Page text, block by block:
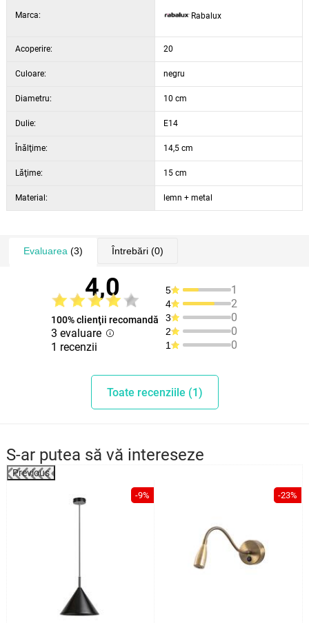
alb natural. Spotul poate fi acționat prin intermediul unui întrerupător
este furnizat fără sursă de lumină.
Marca: Rabalux
Acoperire: 20
Culoare: negru
Diametru: 10 cm
Dulie: E14
Înălţime: 14,5 cm
Lăţime: 15 cm
Material: lemn + metal
Evaluarea (3) Întrebări(0)
4,0
100% clienţii recomandă
3 evaluare
1 recenzii
5 1
4 2
3 0
2 0
1 0
Toate recenziile (1)
S-ar putea să vă intereseze
Previous
-9% -23%